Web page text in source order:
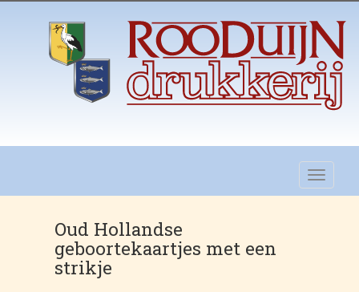
Oud Hollandse
geboortekaartjes met een
strikje